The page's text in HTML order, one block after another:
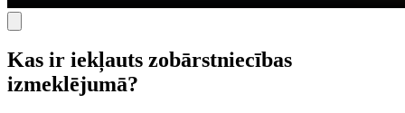
Kas ir iekļauts zobārstniecības
izmeklējumā?